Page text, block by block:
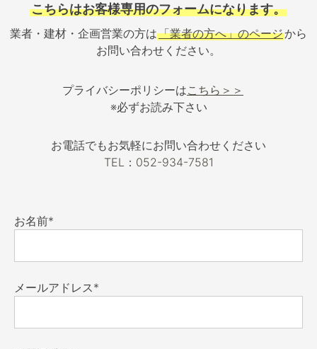
こちらはお客様専用のフォームになります。
業者・建材・企画営業の方は「業者の方へ」のページから
お問い合わせください。
プライバシーポリシーはこちら＞＞
※必ずお読み下さい
お電話でもお気軽にお問い合わせください
TEL：052-934-7581
お名前*
メールアドレス*